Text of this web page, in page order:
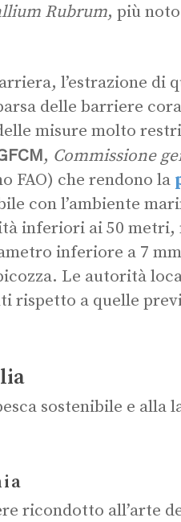
Rubrum, più
l’estrazione di
delle barriere
misure molto
, Commissione
FAO) che rendono la
con l’ambiente
inferiori ai 50 metri,
inferiore a 7 mm
Le autorità
rispetto a quelle
sostenibile e alla
ricondotto all’arte